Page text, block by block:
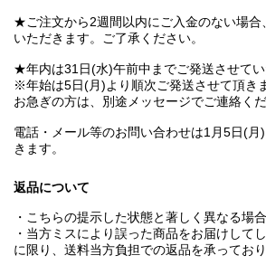
★ご注文から2週間以内にご入金のない場合
いただきます。ご了承ください。
★年内は31日(水)午前中までご発送させてい
※年始は5日(月)より順次ご発送させて頂き
お急ぎの方は、別途メッセージでご連絡くだ
電話・メール等のお問い合わせは1月5日(
きます。
返品について
・こちらの提示した状態と著しく異なる場合
・当方ミスにより誤った商品をお届けして
に限り、送料当方負担での返品を承ってお